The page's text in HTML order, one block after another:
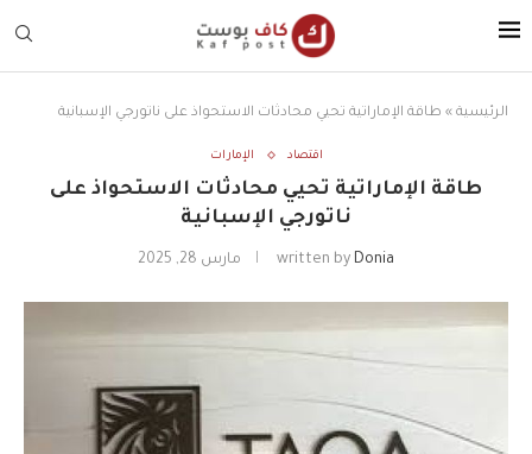
الرئيسية » طاقة الإماراتية تحيي محادثات الاستحواذ على ناتورجي الإسبانية
اقتصاد الإمارات
طاقة الإماراتية تحيي محادثات الاستحواذ على
ناتورجي الإسبانية
written by Donia مارس 28, 2025